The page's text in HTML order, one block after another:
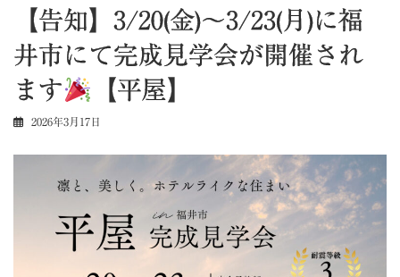
【告知】3/20(金)～3/23(月)に福
井市にて完成見学会が開催され
ます
【平屋】
2026年3月17日